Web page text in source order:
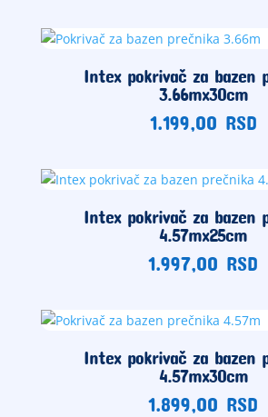
Intex pokrivač za bazen
3.66mx30cm
1.199,00 RSD
Intex pokrivač za bazen
4.57mx25cm
1.997,00 RSD
Intex pokrivač za bazen
4.57mx30cm
1.899,00 RSD